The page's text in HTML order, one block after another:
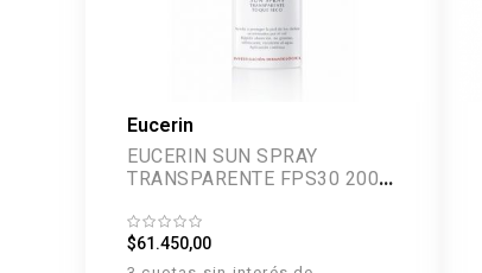
Eucerin
EUCERIN SUN SPRAY
TRANSPARENTE FPS30 200
$61.450,00